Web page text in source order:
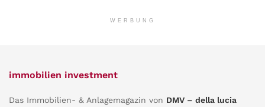
WERBUNG
immobilien investment
Das Immobilien- & Anlagemagazin von DMV – della lucia